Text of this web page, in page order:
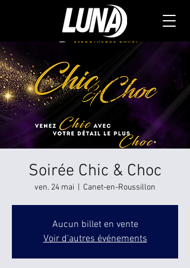
Soirée Chic & Choc
ven. 24 mai Canet-en-Roussillon
Aucun billet en vente
Voir d'autres événements